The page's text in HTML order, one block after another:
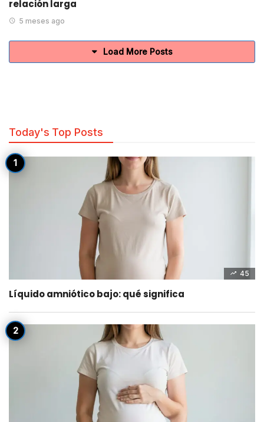
relación larga
5 meses ago
Load More Posts
Today's Top Posts
45
Líquido amniótico bajo: qué significa